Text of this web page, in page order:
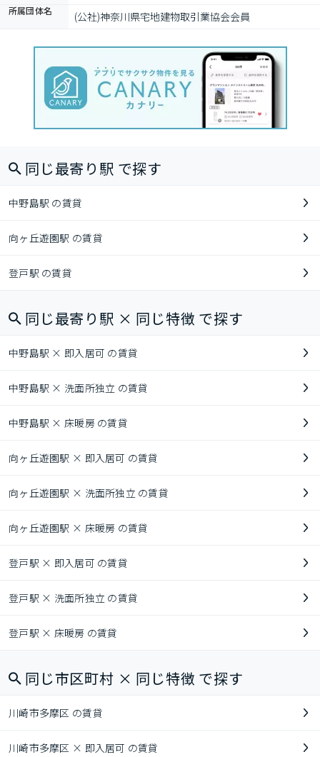
所属団体名 (公社)神奈川県宅地建物取引業協会会員
同じ最寄り駅 で探す
中野島駅 の賃貸
向ヶ丘遊園駅 の賃貸
登戸駅 の賃貸
同じ最寄り駅 × 同じ特徴 で探す
中野島駅 × 即入居可 の賃貸
中野島駅 × 洗面所独立 の賃貸
中野島駅 × 床暖房 の賃貸
向ヶ丘遊園駅 × 即入居可 の賃貸
向ヶ丘遊園駅 × 洗面所独立 の賃貸
向ヶ丘遊園駅 × 床暖房 の賃貸
登戸駅 × 即入居可 の賃貸
登戸駅 × 洗面所独立 の賃貸
登戸駅 × 床暖房 の賃貸
同じ市区町村 × 同じ特徴 で探す
川崎市多摩区 の賃貸
川崎市多摩区 × 即入居可 の賃貸